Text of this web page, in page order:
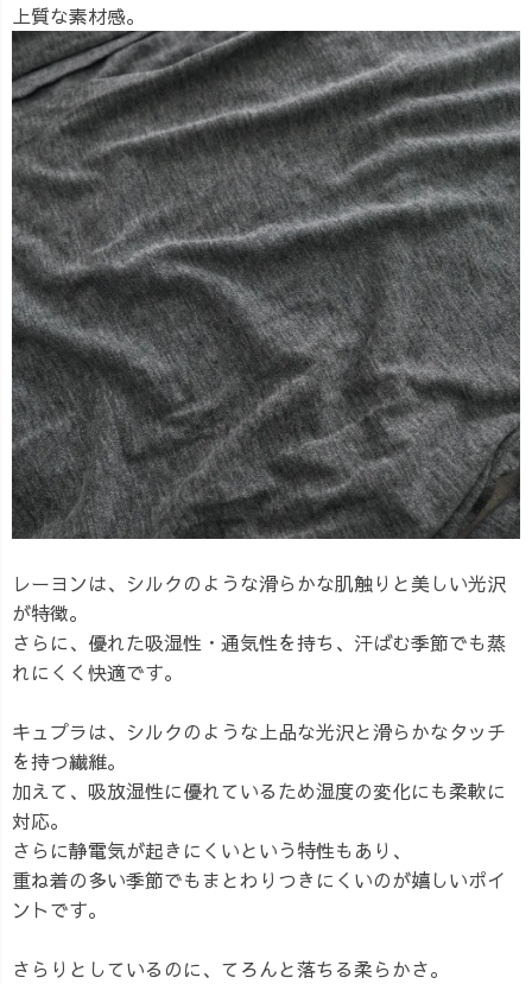
上質な素材感。
レーヨンは、シルクのような滑らかな肌触りと美しい光沢
が特徴。
さらに、優れた吸湿性・通気性を持ち、汗ばむ季節でも蒸
れにくく快適です。
キュプラは、シルクのような上品な光沢と滑らかなタッチ
を持つ繊維。
加えて、吸放湿性に優れているため湿度の変化にも柔軟に
対応。
さらに静電気が起きにくいという特性もあり、
重ね着の多い季節でもまとわりつきにくいのが嬉しいポイ
ントです。
さらりとしているのに、てろんと落ちる柔らかさ。